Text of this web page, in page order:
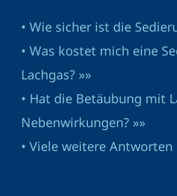
• Wie sicher ist die
• Was kostet mich eine
Lachgas? »»
• Hat die Betäubung mit
Nebenwirkungen? »»
• Viele weitere Antworten